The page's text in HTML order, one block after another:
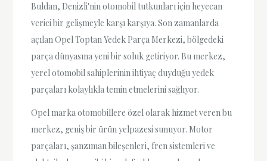
Buldan, Denizli'nin otomobil tutkunları için heyecan
verici bir gelişmeyle karşı karşıya. Son zamanlarda
açılan Opel Toptan Yedek Parça Merkezi, bölgedeki
parça dünyasına yeni bir soluk getiriyor. Bu merkez,
yerel otomobil sahiplerinin ihtiyaç duyduğu yedek
parçaları kolaylıkla temin etmelerini sağlıyor.
Opel marka otomobillere özel olarak hizmet veren bu
merkez, geniş bir ürün yelpazesi sunuyor. Motor
parçaları, şanzıman bileşenleri, fren sistemleri ve